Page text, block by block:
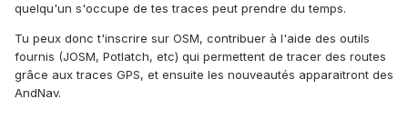
quelqu'un s'occupe de tes traces peut prendre du temps.
Tu peux donc t'inscrire sur OSM, contribuer à l'aide des outils
fournis (JOSM, Potlatch, etc) qui permettent de tracer des routes
grâce aux traces GPS, et ensuite les nouveautés apparaitront des
AndNav.